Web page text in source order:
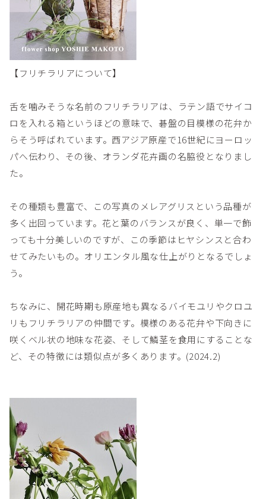
【フリチラリアについて】
舌を噛みそうな名前のフリチラリアは、ラテン語でサイコ
ロを入れる箱というほどの意味で、碁盤の目模様の花弁か
らそう呼ばれています。西アジア原産で16世紀にヨーロッ
パへ伝わり、その後、オランダ花卉画の名脇役となりまし
た。
その種類も豊富で、この写真のメレアグリスという品種が
多く出回っています。花と葉のバランスが良く、単一で飾
っても十分美しいのですが、この季節はヒヤシンスと合わ
せてみたいもの。オリエンタル風な仕上がりとなるでしょ
う。
ちなみに、開花時期も原産地も異なるバイモユリやクロユ
リもフリチラリアの仲間です。模様のある花弁や下向きに
咲くベル状の地味な花姿、そして鱗茎を食用にすることな
ど、その特徴には類似点が多くあります。(2024.2)